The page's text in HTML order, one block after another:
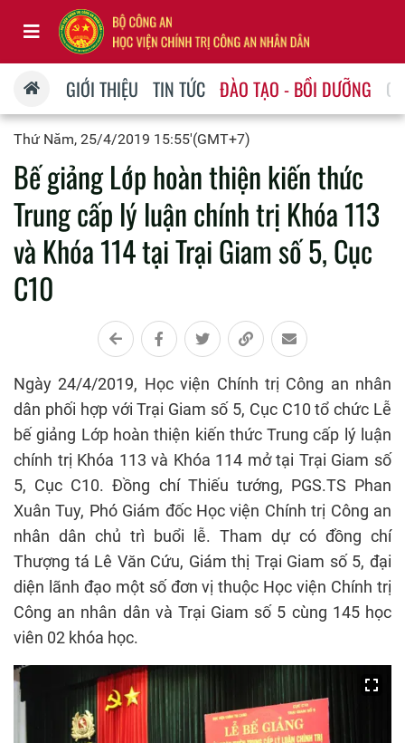
GIỚI THIỆU TIN TỨC ĐÀO TẠO - BỒI DƯỠNG
Thứ Năm, 25/4/2019 15:55'(GMT+7)
Bế giảng Lớp hoàn thiện kiến thức
Trung cấp lý luận chính trị Khóa 113
và Khóa 114 tại Trại Giam số 5, Cục
C10
Ngày 24/4/2019, Học viện Chính trị Công an nhân
dân phối hợp với Trại Giam số 5, Cục C10 tổ chức Lễ
bế giảng Lớp hoàn thiện kiến thức Trung cấp lý luận
chính trị Khóa 113 và Khóa 114 mở tại Trại Giam số
5, Cục C10. Đồng chí Thiếu tướng, PGS.TS Phan
Xuân Tuy, Phó Giám đốc Học viện Chính trị Công an
nhân dân chủ trì buổi lễ. Tham dự có đồng chí
Thượng tá Lê Văn Cứu, Giám thị Trại Giam số 5, đại
diện lãnh đạo một số đơn vị thuộc Học viện Chính trị
Công an nhân dân và Trại Giam số 5 cùng 145 học
viên 02 khóa học.